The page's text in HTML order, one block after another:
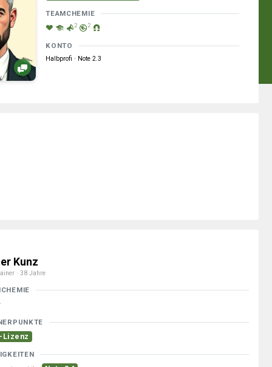
TEAMCHEMIE
2 2
KONTO
Halbprofi · Note 2.3
Kunz
· 38 Jahre
Lizenz